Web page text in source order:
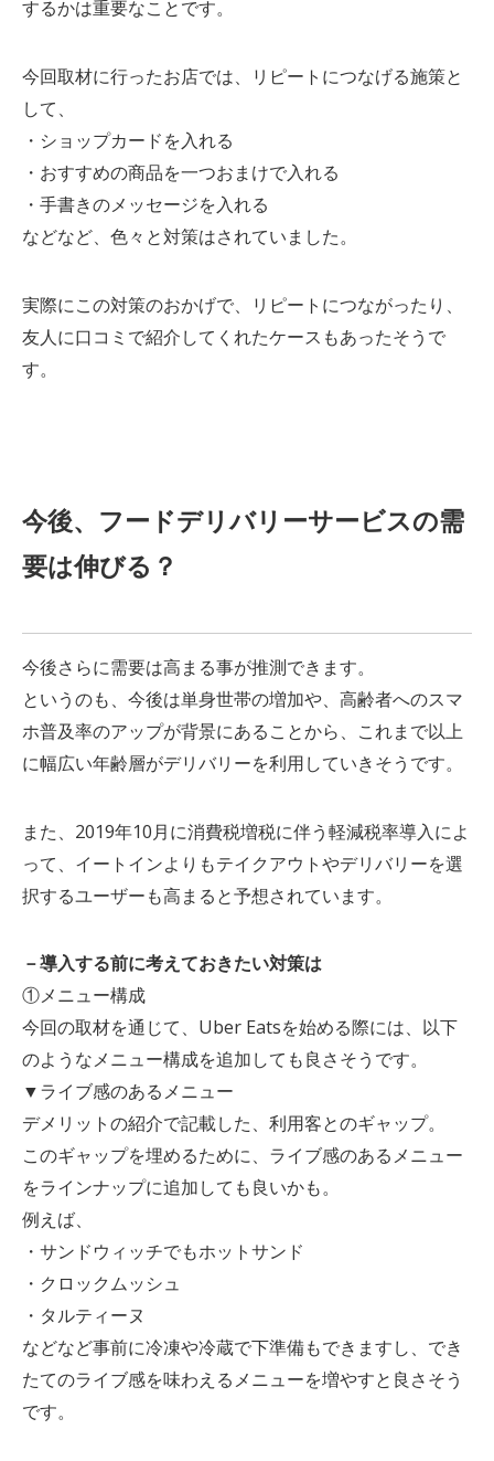
するかは重要なことです。
今回取材に行ったお店では、リピートにつなげる施策と
して、
・ショップカードを入れる
・おすすめの商品を一つおまけで入れる
・手書きのメッセージを入れる
などなど、色々と対策はされていました。
実際にこの対策のおかげで、リピートにつながったり、
友人に口コミで紹介してくれたケースもあったそうで
す。
今後、フードデリバリーサービスの需
要は伸びる？
今後さらに需要は高まる事が推測できます。
というのも、今後は単身世帯の増加や、高齢者へのスマ
ホ普及率のアップが背景にあることから、これまで以上
に幅広い年齢層がデリバリーを利用していきそうです。
また、2019年10月に消費税増税に伴う軽減税率導入によ
って、イートインよりもテイクアウトやデリバリーを選
択するユーザーも高まると予想されています。
－導入する前に考えておきたい対策は
①メニュー構成
今回の取材を通じて、Uber Eatsを始める際には、以下
のようなメニュー構成を追加しても良さそうです。
▼ライブ感のあるメニュー
デメリットの紹介で記載した、利用客とのギャップ。
このギャップを埋めるために、ライブ感のあるメニュー
をラインナップに追加しても良いかも。
例えば、
・サンドウィッチでもホットサンド
・クロックムッシュ
・タルティーヌ
などなど事前に冷凍や冷蔵で下準備もできますし、でき
たてのライブ感を味わえるメニューを増やすと良さそう
です。